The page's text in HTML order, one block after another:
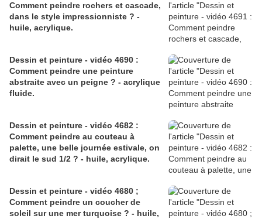
Comment peindre rochers et cascade,
dans le style impressionniste ? -
huile, acrylique.
Dessin et peinture - vidéo 4690 :
Comment peindre une peinture
abstraite avec un peigne ? - acrylique
fluide.
Dessin et peinture - vidéo 4682 :
Comment peindre au couteau à
palette, une belle journée estivale, on
dirait le sud 1/2 ? - huile, acrylique.
Dessin et peinture - vidéo 4680 ;
Comment peindre un coucher de
soleil sur une mer turquoise ? - huile,